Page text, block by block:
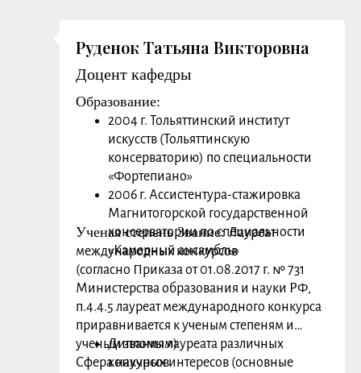
Сольфеджио, Гармония, Полифония,
Анализ музыкальных произведений,
Основы музыкальной критики
Заслуги, награды: Сертификаты КПК
Контакты (электронная почта):
dina.tlt@rambler.ru
Руденок Татьяна Викторовна
Доцент кафедры
Образование:
2004 г. Тольяттинский институт
искусств (Тольяттинскую
консерваторию) по специальности
«Фортепиано»
2006 г. Ассистентура-стажировка
Магнитогорской государственной
консерватории по специальности
«Камерный ансамбль»
Ученая степень Звание:Лауреат
международных конкурсов
(согласно Приказа от 01.08.2017 г. № 731
Министерства образования и науки РФ,
п.4.4.5 лауреат международного конкурса
приравнивается к ученым степеням и
ученым званиям)
Сфера научных интересов (основные
Дипломы лауреата различных
конкурсов